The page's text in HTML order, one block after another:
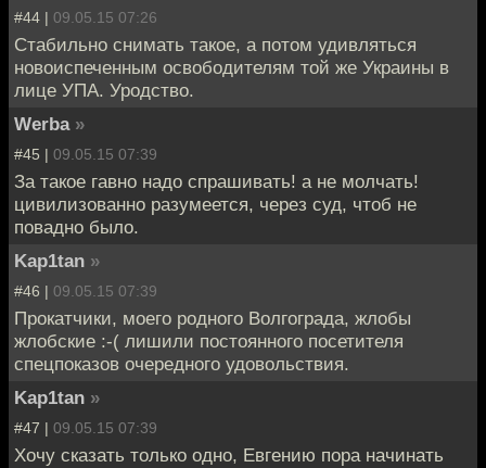
#44 | 09.05.15 07:26
Стабильно снимать такое, а потом удивляться
новоиспеченным освободителям той же Украины в
лице УПА. Уродство.
Werba »
#45 | 09.05.15 07:39
За такое гавно надо спрашивать! а не молчать!
цивилизованно разумеется, через суд, чтоб не
повадно было.
Kap1tan »
#46 | 09.05.15 07:39
Прокатчики, моего родного Волгограда, жлобы
жлобские :-( лишили постоянного посетителя
спецпоказов очередного удовольствия.
Kap1tan »
#47 | 09.05.15 07:39
Хочу сказать только одно, Евгению пора начинать